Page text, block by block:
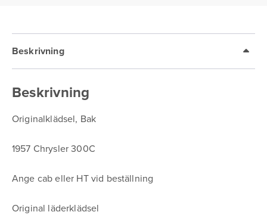
Beskrivning
Beskrivning
Originalklädsel, Bak
1957 Chrysler 300C
Ange cab eller HT vid beställning
Original läderklädsel